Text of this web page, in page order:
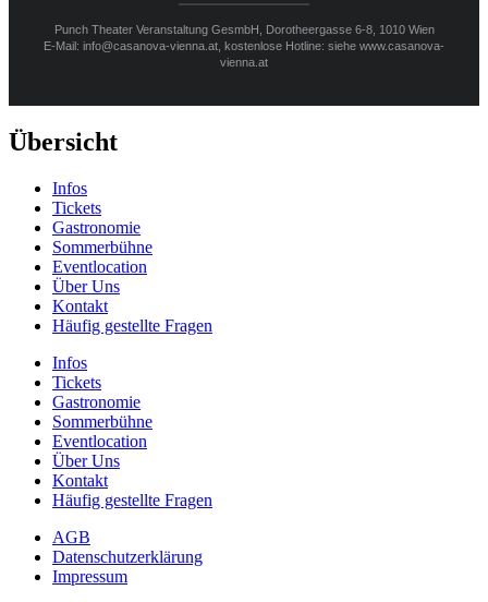
Punch Theater Veranstaltung GesmbH, Dorotheergasse 6-8, 1010 Wien
E-Mail: info@casanova-vienna.at, kostenlose Hotline: siehe www.casanova-
vienna.at
Übersicht
Infos
Tickets
Gastronomie
Sommerbühne
Eventlocation
Über Uns
Kontakt
Häufig gestellte Fragen
Infos
Tickets
Gastronomie
Sommerbühne
Eventlocation
Über Uns
Kontakt
Häufig gestellte Fragen
AGB
Datenschutzerklärung
Impressum